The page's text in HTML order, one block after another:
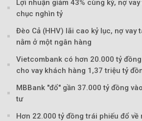
Lợi nhuận giảm 43% cùng kỳ, nợ vay
chục nghìn tỷ
Đèo Cả (HHV) lãi cao kỷ lục, nợ vay
nằm ở một ngân hàng
Vietcombank có hơn 20.000 tỷ
cho vay khách hàng 1,37 triệu tỷ
MBBank "đổ" gần 37.000 tỷ đồng
tư
Hơn 22.000 tỷ đồng trái phiếu đổ về